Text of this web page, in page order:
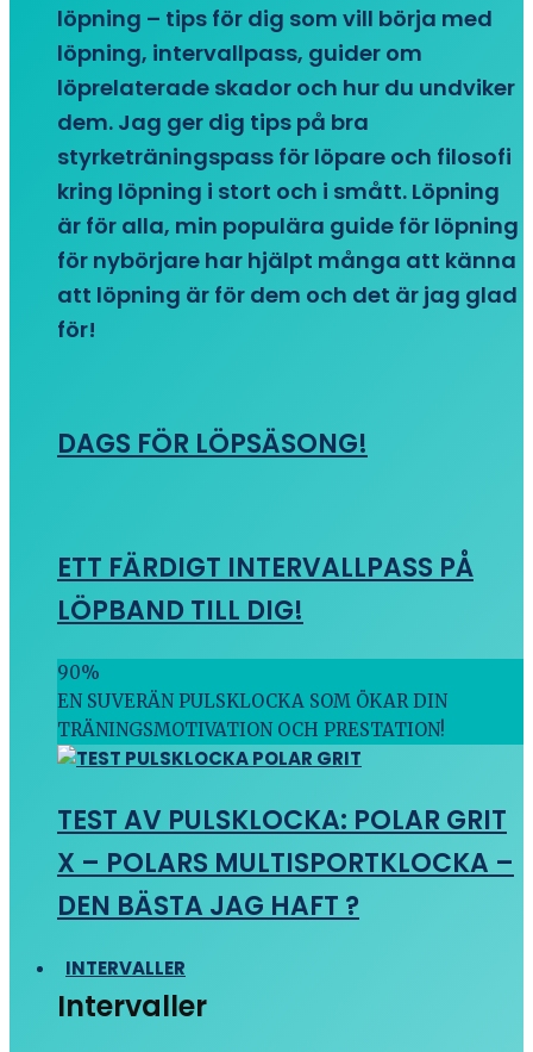
löpning – tips för dig som vill börja med
löpning, intervallpass, guider om
löprelaterade skador och hur du undviker
dem. Jag ger dig tips på bra
styrketräningspass för löpare och filosofi
kring löpning i stort och i smått. Löpning
är för alla, min populära guide för löpning
för nybörjare har hjälpt många att känna
att löpning är för dem och det är jag glad
för!
DAGS FÖR LÖPSÄSONG!
ETT FÄRDIGT INTERVALLPASS PÅ
LÖPBAND TILL DIG!
90%
EN SUVERÄN PULSKLOCKA SOM ÖKAR DIN
TRÄNINGSMOTIVATION OCH PRESTATION!
TEST AV PULSKLOCKA: POLAR GRIT
X – POLARS MULTISPORTKLOCKA –
DEN BÄSTA JAG HAFT ?
INTERVALLER
Intervaller